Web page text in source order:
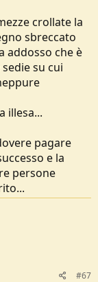
crollate la
sbreccato
addosso che è
su cui
illesa...
pagare
e la
persone
#67